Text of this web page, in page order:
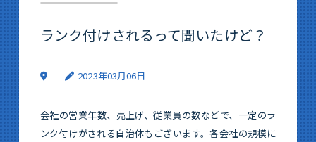
ランク付けされるって聞いたけど？
2023年03月06日
会社の営業年数、売上げ、従業員の数などで、一定のラ
ンク付けがされる自治体もございます。各会社の規模に